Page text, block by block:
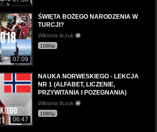
07:09
ŚWIĘTA BOŻEGO NARODZENIA W
TURCJI?
Wiktoria Ilczuk
1080p
06:47
NAUKA NORWESKIEGO - LEKCJA
NR 1 (ALFABET, LICZENIE,
PRZYWITANIA I POZEGNANIA)
Wiktoria Ilczuk
1080p